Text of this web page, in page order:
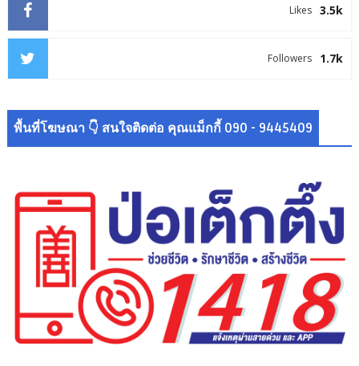
3.5k
Likes
1.7k
Followers
พื้นที่โฆษณา 👇 สนใจติดต่อ คุณแม็กกี้ 090 - 9445409